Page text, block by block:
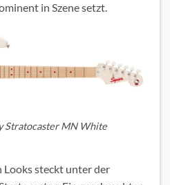
in Szene setzt.
Stratocaster MN White
Looks steckt unter der